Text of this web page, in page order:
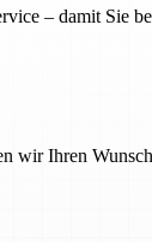
– damit Sie
wir Ihren